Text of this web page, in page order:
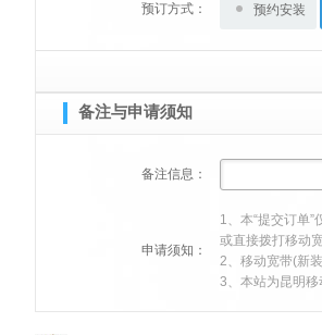
预订方式： 预约安装
备注与申请须知
备注信息：
申请须知：
1、本“提交订单
或直接拨打移动
2、移动宽带(新
3、本站为昆明移